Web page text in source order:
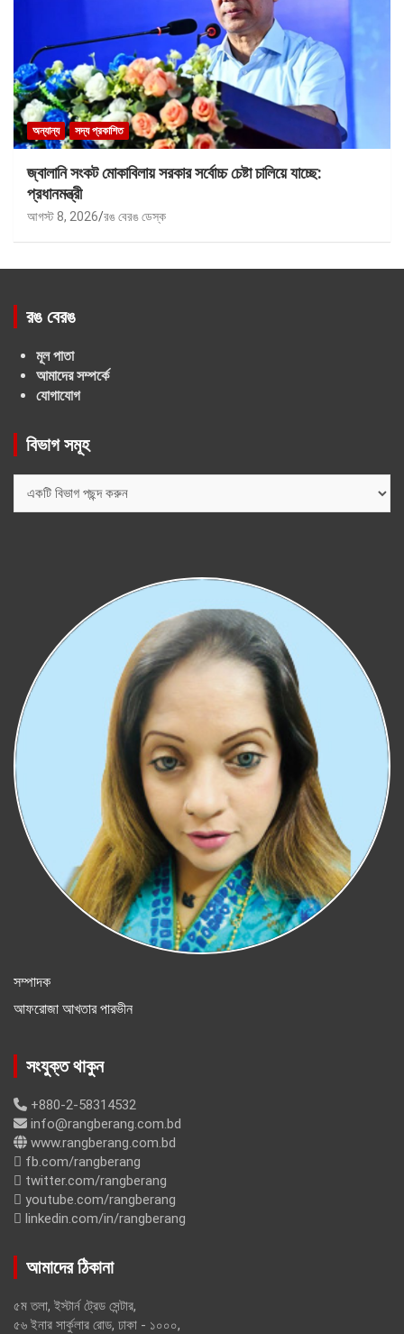
অন্যান্য সদ্য প্রকাশিত
জ্বালানি সংকট মোকাবিলায় সরকার সর্বোচ্চ চেষ্টা চালিয়ে যাচ্ছে:
প্রধানমন্ত্রী
আগস্ট 8, 2026 রঙ বেরঙ ডেস্ক
রঙ বেরঙ
মূল পাতা
আমাদের সম্পর্কে
যোগাযোগ
বিভাগ সমূহ
সম্পাদক
আফরোজা আখতার পারভীন
সংযুক্ত থাকুন
+880-2-58314532
info@rangberang.com.bd
www.rangberang.com.bd
fb.com/rangberang
twitter.com/rangberang
youtube.com/rangberang
linkedin.com/in/rangberang
আমাদের ঠিকানা
৫ম তলা, ইস্টার্ন ট্রেড সেন্টার,
৫৬ ইনার সার্কুলার রোড, ঢাকা - ১০০০,